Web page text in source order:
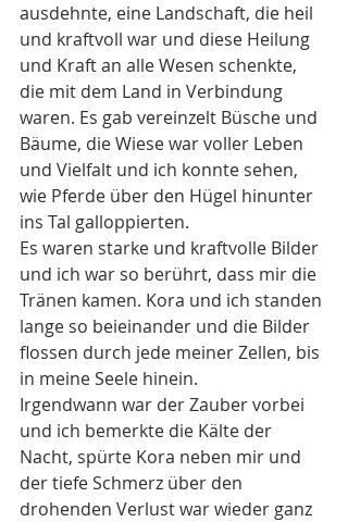
ausdehnte, eine Landschaft, die heil
und kraftvoll war und diese Heilung
und Kraft an alle Wesen schenkte,
die mit dem Land in Verbindung
waren. Es gab vereinzelt Büsche und
Bäume, die Wiese war voller Leben
und Vielfalt und ich konnte sehen,
wie Pferde über den Hügel hinunter
ins Tal galloppierten.
Es waren starke und kraftvolle Bilder
und ich war so berührt, dass mir die
Tränen kamen. Kora und ich standen
lange so beieinander und die Bilder
flossen durch jede meiner Zellen, bis
in meine Seele hinein.
Irgendwann war der Zauber vorbei
und ich bemerkte die Kälte der
Nacht, spürte Kora neben mir und
der tiefe Schmerz über den
drohenden Verlust war wieder ganz